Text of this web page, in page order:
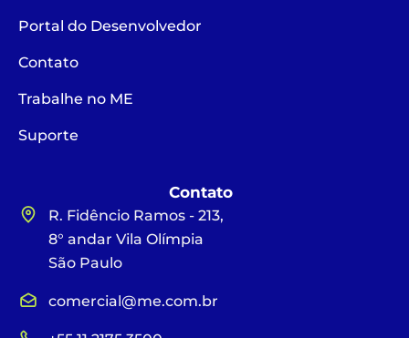
Portal do Desenvolvedor
Contato
Trabalhe no ME
Suporte
Contato
R. Fidêncio Ramos - 213,
8° andar Vila Olímpia
São Paulo
comercial@me.com.br